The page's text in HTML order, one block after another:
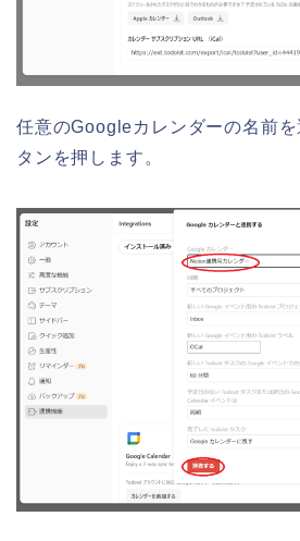
任意のGoogleカレンダーの名前
タンを押します。